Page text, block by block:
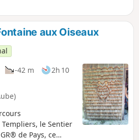
Cette
partie d'un circuit
de la forêt
plus grand
Templiers aient
aux Oiseaux
-42 m
2h 10
le Sentier
de Pays, ce